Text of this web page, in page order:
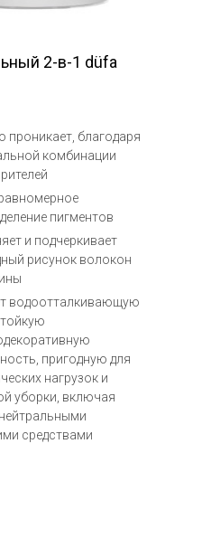
2-в-1 düfa
проникает, благодаря
комбинации
пигментов
и подчеркивает
рисунок волокон
водоотталкивающую
пригодную для
нагрузок и
уборки, включая
средствами